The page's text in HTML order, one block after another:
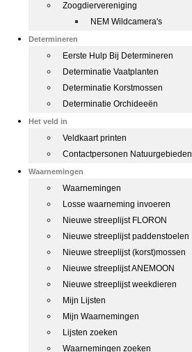
Zoogdiervereniging
NEM Wildcamera's
Determineren
Eerste Hulp Bij Determineren
Determinatie Vaatplanten
Determinatie Korstmossen
Determinatie Orchideeën
Het veld in
Veldkaart printen
Contactpersonen Natuurgebieden
Waarnemingen
Waarnemingen
Losse waarneming invoeren
Nieuwe streeplijst FLORON
Nieuwe streeplijst paddenstoelen
Nieuwe streeplijst (korst)mossen
Nieuwe streeplijst ANEMOON
Nieuwe streeplijst weekdieren
Mijn Lijsten
Mijn Waarnemingen
Lijsten zoeken
Waarnemingen zoeken